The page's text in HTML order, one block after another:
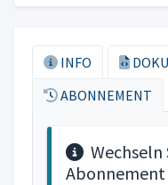
INFO
ABONNEMENT
Wechseln
Abonnement